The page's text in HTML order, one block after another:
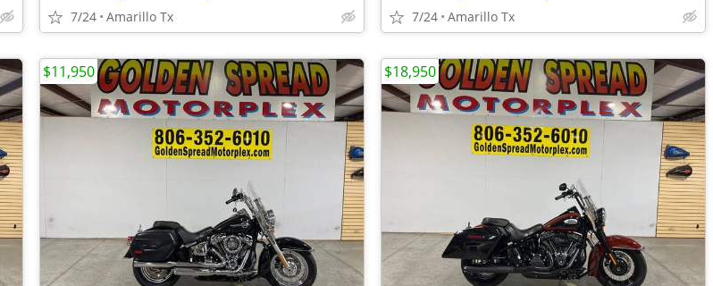
7/24 Amarillo Tx 7/24 Amarillo Tx
$11,950 $18,950